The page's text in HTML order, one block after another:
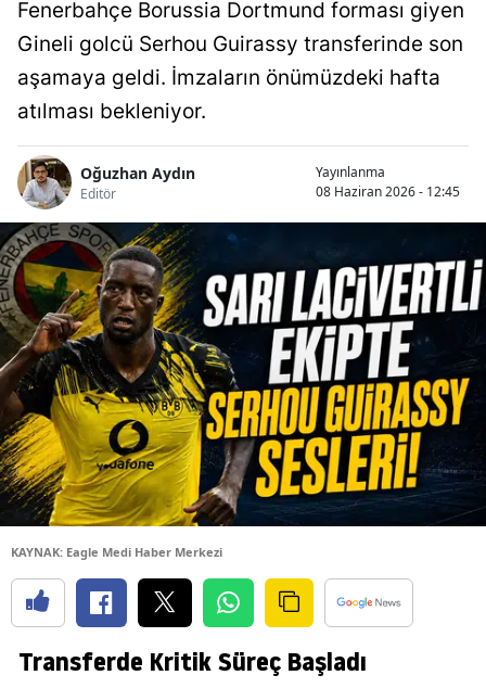
Fenerbahçe Borussia Dortmund forması giyen
Gineli golcü Serhou Guirassy transferinde son
aşamaya geldi. İmzaların önümüzdeki hafta
atılması bekleniyor.
Oğuzhan Aydın
Editör
Yayınlanma
08 Haziran 2026 - 12:45
KAYNAK: Eagle Medi Haber Merkezi
Transferde Kritik Süreç Başladı